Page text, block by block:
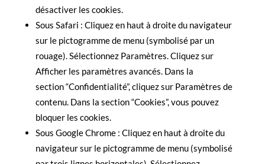
désactiver les cookies.
Sous Safari : Cliquez en haut à droite du navigateur
sur le pictogramme de menu (symbolisé par un
rouage). Sélectionnez Paramètres. Cliquez sur
Afficher les paramètres avancés. Dans la
section“Confidentialité”, cliquez sur Paramètres de
contenu. Dans la section“Cookies”, vous pouvez
bloquer les cookies.
Sous Google Chrome : Cliquez en haut à droite du
navigateur sur le pictogramme de menu (symbolisé